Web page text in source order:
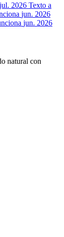
jul. 2026 Texto a
jun. 2026
jun. 2026
natural con